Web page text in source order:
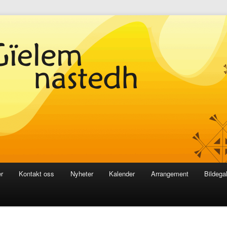
Kontakt oss Nyheter Kalender Arrangement